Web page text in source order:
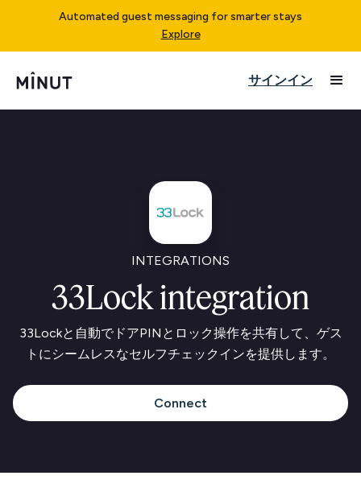
Automated guest messaging for smarter stays
Explore
サインイン
INTEGRATIONS
33Lock integration
33Lockと自動でドアPINとロック操作を共有して、ゲス
トにシームレスなセルフチェックインを提供します。
Connect